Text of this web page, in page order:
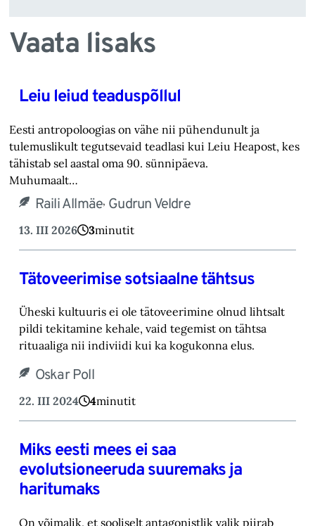
Vaata lisaks
Leiu leiud teaduspõllul
Eesti antropoloogias on vähe nii pühendunult ja
tulemuslikult tegutsevaid teadlasi kui Leiu Heapost, kes
tähistab sel aastal oma 90. sünnipäeva.
Muhumaalt…
Raili Allmäe, Gudrun Veldre
13. III 2026 3minutit
Tätoveerimise sotsiaalne tähtsus
Üheski kultuuris ei ole tätoveerimine olnud lihtsalt
pildi tekitamine kehale, vaid tegemist on tähtsa
rituaaliga nii indiviidi kui ka kogukonna elus.
Oskar Poll
22. III 2024 4minutit
Miks eesti mees ei saa
evolutsioneeruda suuremaks ja
haritumaks
On võimalik, et sooliselt antagonistlik valik piirab